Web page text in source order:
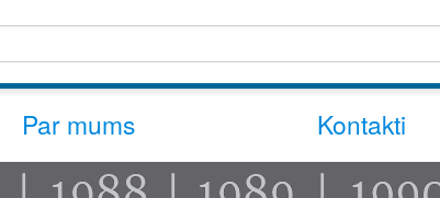
Par mums Kontakti